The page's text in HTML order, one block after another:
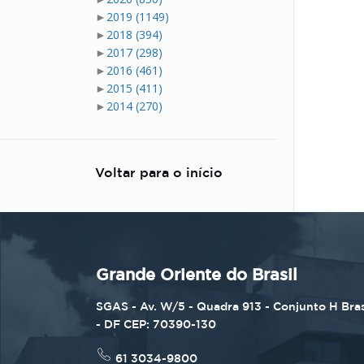
► 2019 (1149)
► 2018 (394)
► 2017 (298)
► 2016 (461)
► 2015 (411)
► 2014 (270)
Voltar para o início
Grande Oriente do Brasil
SGAS - Av. W/5 - Quadra 913 - Conjunto H
- DF CEP: 70390-130
61 3034-9800